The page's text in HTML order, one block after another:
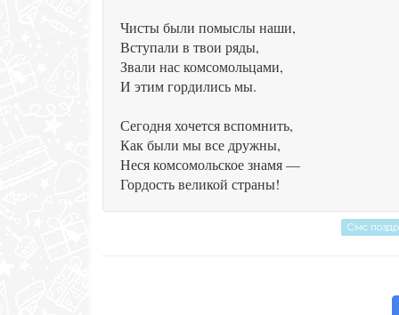
Чисты были помыслы наши,
Вступали в твои ряды,
Звали нас комсомольцами,
И этим гордились мы.
Сегодня хочется вспомнить,
Как были мы все дружны,
Неся комсомольское знамя —
Гордость великой страны!
Смс